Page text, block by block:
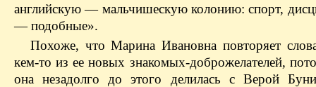
английскую — мальчишескую колонию: спорт,
— подобные».
Похоже, что Марина Ивановна повторяет
кем-то из ее новых знакомых-доброжелателей,
она незадолго до этого делилась с Верой